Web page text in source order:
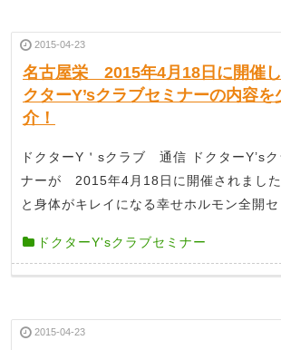
2015-04-23
名古屋栄 2015年4月18日に開催
クターY’sクラブセミナーの内容
介！
ドクターY＇sクラブ 通信 ドクターY’sク
ナーが 2015年4月18日に開催されました
と身体がキレイになる幸せホルモン全開セ
ドクターY'sクラブセミナー
2015-04-23